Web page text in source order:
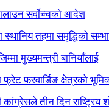
सर्वाेच्चकाे आदेश
तहमा समृद्धिकाे
मुख्यमन्त्री बानियाँलाई
फरवार्डिङ क्षेत्रको
कांग्रेसले तीन दिन राष्ट्रिय